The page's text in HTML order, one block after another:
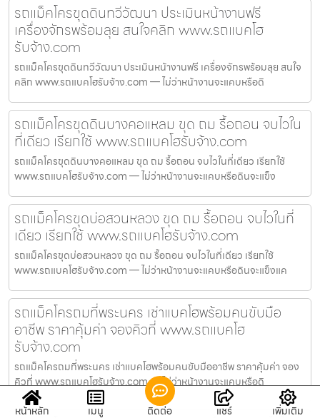
รถแม็คโครขุดดินทวีวัฒนา ประเมินหน้างานฟรี
เครื่องจักรพร้อมลุย สนใจคลิก www.รถแบคโฮ
รับจ้าง.com
รถแม็คโครขุดดินทวีวัฒนา ประเมินหน้างานฟรี เครื่องจักรพร้อมลุย สนใจ
คลิก www.รถแบคโฮรับจ้าง.com — ไม่ว่าหน้างานจะแคบหรือดิ
รถแม็คโครขุดดินบางคอแหลม ขุด ถม รื้อถอน จบไวใน
ที่เดียว เรียกใช้ www.รถแบคโฮรับจ้าง.com
รถแม็คโครขุดดินบางคอแหลม ขุด ถม รื้อถอน จบไวในที่เดียว เรียกใช้
www.รถแบคโฮรับจ้าง.com — ไม่ว่าหน้างานจะแคบหรือดินจะแข็ง
รถแม็คโครขุดบ่อสวนหลวง ขุด ถม รื้อถอน จบไวในที่
เดียว เรียกใช้ www.รถแบคโฮรับจ้าง.com
รถแม็คโครขุดบ่อสวนหลวง ขุด ถม รื้อถอน จบไวในที่เดียว เรียกใช้
www.รถแบคโฮรับจ้าง.com — ไม่ว่าหน้างานจะแคบหรือดินจะแข็งแค
รถแม็คโครถมที่พระนคร เช่าแบคโฮพร้อมคนขับมือ
อาชีพ ราคาคุ้มค่า จองคิวที่ www.รถแบคโฮ
รับจ้าง.com
รถแม็คโครถมที่พระนคร เช่าแบคโฮพร้อมคนขับมืออาชีพ ราคาคุ้มค่า จอง
คิวที่ www.รถแบคโฮรับจ้าง.com — ไม่ว่าหน้างานจะแคบหรือดิ
หน้าหลัก เมนู ติดต่อ แชร์ เพิ่มเติม